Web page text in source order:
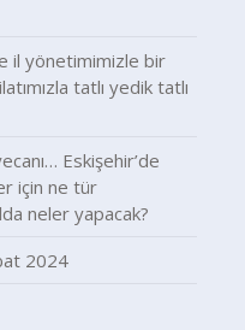
il yönetimimizle bir
tatlı yedik tatlı
Eskişehir’de
için ne tür
neler yapacak?
2024